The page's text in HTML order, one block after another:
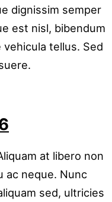
dignissim semper
est nisl, bibendum
tellus. Sed
at libero non
ac neque. Nunc
sed, ultricies